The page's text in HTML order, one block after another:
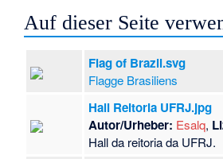
Auf dieser Seite
Flag of Brazil.svg
Flagge Brasiliens
Hall Reitoria UFRJ.jpg
Autor/Urheber: Esalq,
Hall da reitoria da UFRJ.